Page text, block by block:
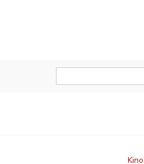
Kino